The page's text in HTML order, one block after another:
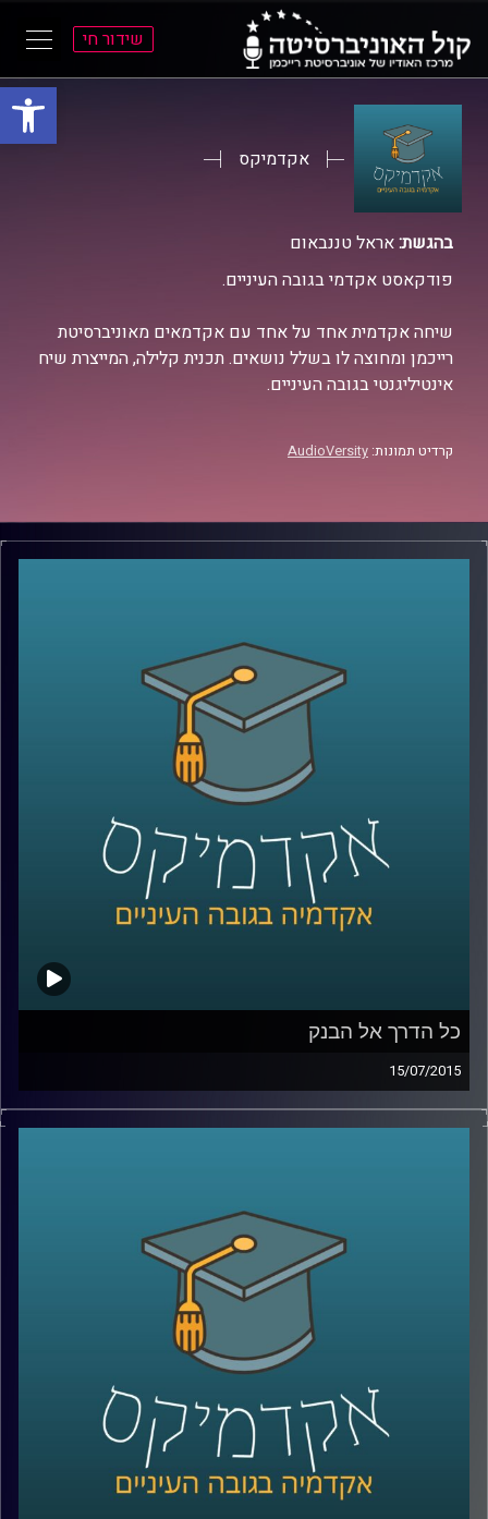
פתח
שידור חי
אקדמיקס
בהגשת:אראל טננבאום
פודקאסט אקדמי בגובה העיניים.
שיחה אקדמית אחד על אחד עם אקדמאים מאוניברסיטת
רייכמן ומחוצה לו בשלל נושאים. תכנית קלילה, המייצרת שיח
אינטיליגנטי בגובה העיניים.
קרדיט תמונות: AudioVersity
כל הדרך אל הבנק
15/07/2015
נדין בודו טרכטנברג, המשנה לנגידת בנק
עומדים לרשותו? נדין מסבירה על הקשר בין
משברים כלכליים לבין הפעילות של הבנקים
המרכזיים, ומנסה לתאר את התמונה הבעייתית
והמורכבת בכל הנוגע לסוגיות העוני העולמי.
אישה מעוררת השראה ובעלת השפעה
מתיישבת לשעה באולפן.
קרדיט תמונות:AudioVersity